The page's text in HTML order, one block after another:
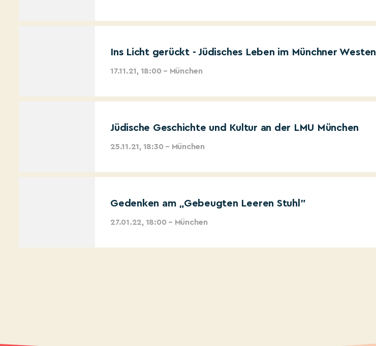
Ins Licht gerückt - Jüdisches Leben im Münchner Westen
17.11.21, 18:00 – München
Jüdische Geschichte und Kultur an der LMU München
25.11.21, 18:30 – München
Gedenken am „Gebeugten Leeren Stuhl"
27.01.22, 18:00 – München